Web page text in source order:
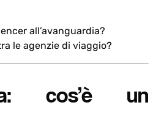
all’avanguardia?
le agenzie di viaggio?
cos’è un